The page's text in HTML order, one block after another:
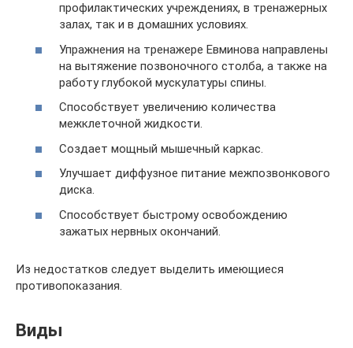
профилактических учреждениях, в тренажерных
залах, так и в домашних условиях.
Упражнения на тренажере Евминова направлены
на вытяжение позвоночного столба, а также на
работу глубокой мускулатуры спины.
Способствует увеличению количества
межклеточной жидкости.
Создает мощный мышечный каркас.
Улучшает диффузное питание межпозвонкового
диска.
Способствует быстрому освобождению
зажатых нервных окончаний.
Из недостатков следует выделить имеющиеся
противопоказания.
Виды